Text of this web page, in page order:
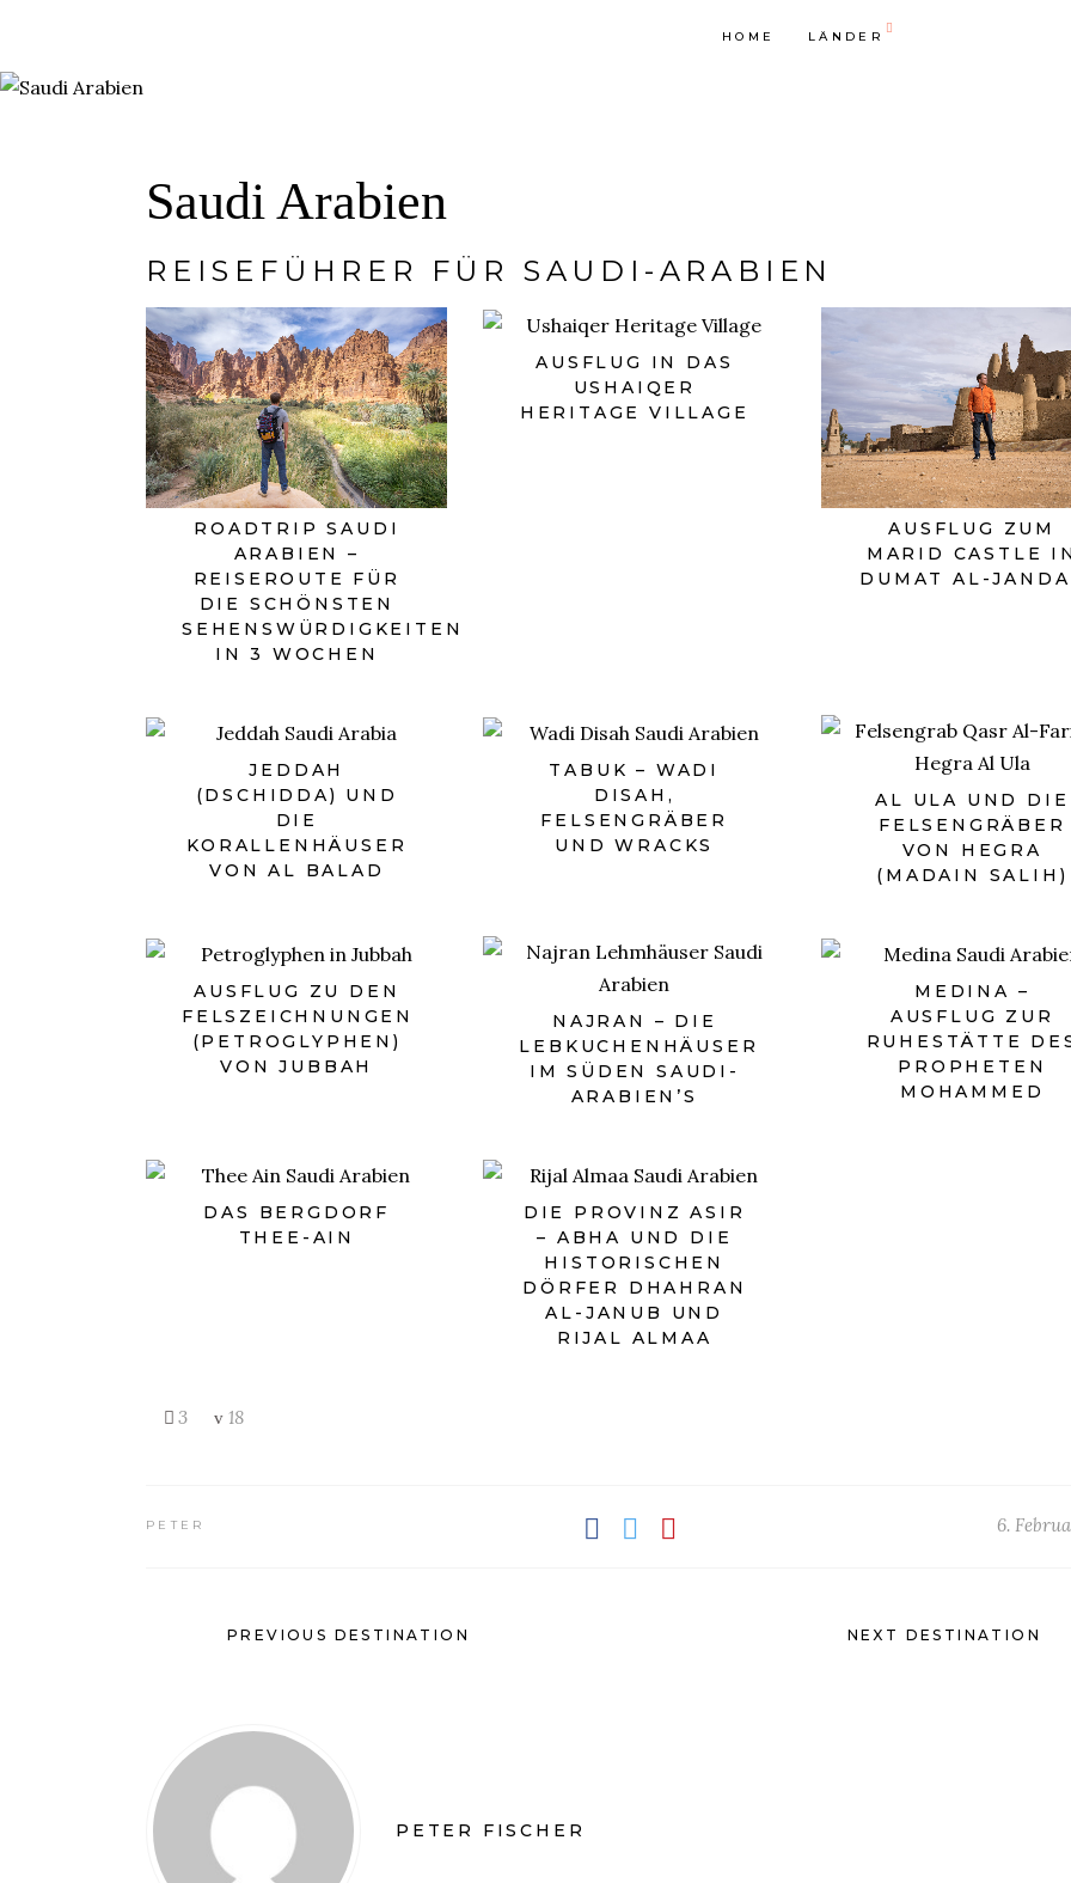
HOME LÄNDER
Saudi Arabien
REISEFÜHRER FÜR SAUDI-ARABIEN
ROADTRIP SAUDI
ARABIEN –
REISEROUTE FÜR
DIE SCHÖNSTEN
SEHENSWÜRDIGKEITEN
IN 3 WOCHEN
AUSFLUG IN DAS
USHAIQER
HERITAGE VILLAGE
AUSFLUG ZUM
MARID CASTLE
DUMAT AL-
JEDDAH
(DSCHIDDA) UND
DIE
KORALLENHÄUSER
VON AL BALAD
TABUK – WADI
DISAH,
FELSENGRÄBER
UND WRACKS
AL ULA UND DIE
FELSENGRÄBER
VON HEGRA
(MADAIN SALIH)
AUSFLUG ZU DEN
FELSZEICHNUNGEN
(PETROGLYPHEN)
VON JUBBAH
NAJRAN – DIE
LEBKUCHENHÄUSER
IM SÜDEN SAUDI-
ARABIEN’S
MEDINA –
AUSFLUG ZUR
RUHESTÄTTE
PROPHETEN
MOHAMMED
DAS BERGDORF
THEE-AIN
DIE PROVINZ ASIR
– ABHA UND DIE
HISTORISCHEN
DÖRFER DHAHRAN
AL-JANUB UND
RIJAL ALMAA
3 18
PETER 6.
PREVIOUS DESTINATION NEXT DESTINATION
PETER FISCHER